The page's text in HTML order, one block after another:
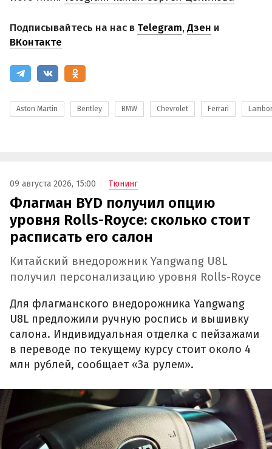
Подписывайтесь на нас в Telegram,Дзен и
ВКонтакте
Aston Martin Bentley BMW Chevrolet Ferrari
09 августа 2026, 15:00 Тюнинг
Флагман BYD получил опцию
уровня Rolls-Royce: сколько стоит
расписать его салон
Китайский внедорожник Yangwang U8L
получил персонализацию уровня Rolls-Royce
Для флагманского внедорожника Yangwang
U8L предложили ручную роспись и вышивку
салона. Индивидуальная отделка с пейзажами
в переводе по текущему курсу стоит около 4
млн рублей, сообщает «За рулем».